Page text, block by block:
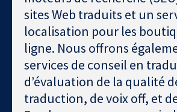
sites Web traduits et un
localisation pour les
ligne. Nous offrons
services de conseil en
d’évaluation de la qualité
traduction, de voix off, et